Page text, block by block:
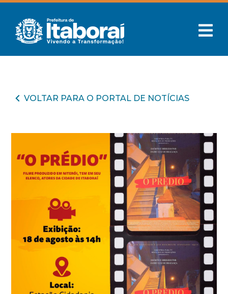
VOLTAR PARA O PORTAL DE NOTÍCIAS